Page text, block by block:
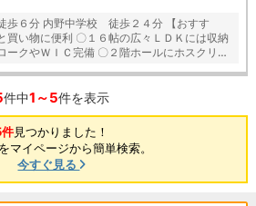
帖の広々ＬＤＫには収納
件中1～5件を表示
見つかりました！
マイページから簡単検索。
今すぐ見る